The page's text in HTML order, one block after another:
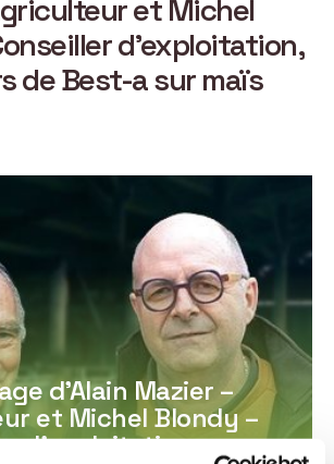
et Michel
d’exploitation,
de Best-a sur maïs
d’Alain Mazier –
et Michel Blondy –
d’exploitation